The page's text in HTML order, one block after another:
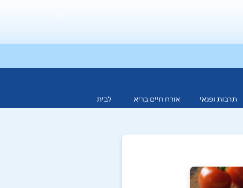
תרבות ופנאי אורח חיים בריא לבית